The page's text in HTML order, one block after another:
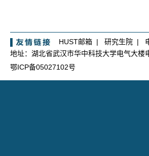
HUST邮箱 | 研究生院 |
地址：湖北省武汉市华中科技大学电气大
鄂ICP备05027102号